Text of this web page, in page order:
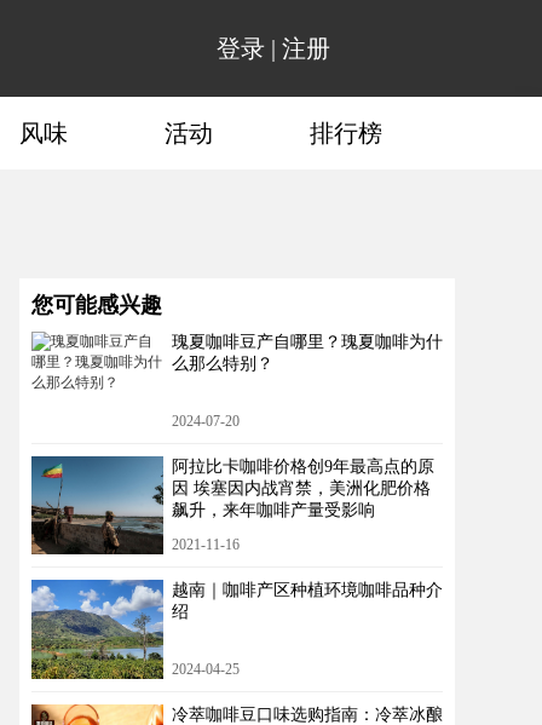
登录 | 注册
风味 活动 排行榜
您可能感兴趣
瑰夏咖啡豆产自哪里？瑰夏咖啡为什
么那么特别？
2024-07-20
阿拉比卡咖啡价格创9年最高点的原
因 埃塞因内战宵禁，美洲化肥价格
飙升，来年咖啡产量受影响
2021-11-16
越南｜咖啡产区种植环境咖啡品种介
绍
2024-04-25
冷萃咖啡豆口味选购指南：冷萃冰酿